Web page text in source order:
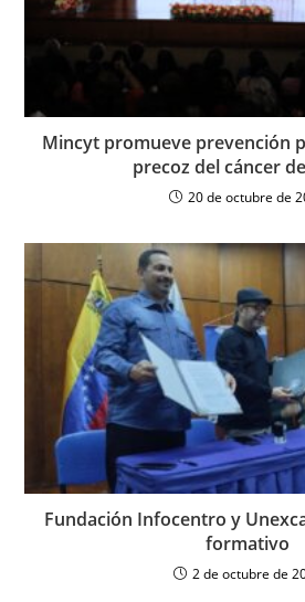
Mincyt promueve prevención
precoz del cáncer
20 de octubre de
Fundación Infocentro y
formativo
2 de octubre de